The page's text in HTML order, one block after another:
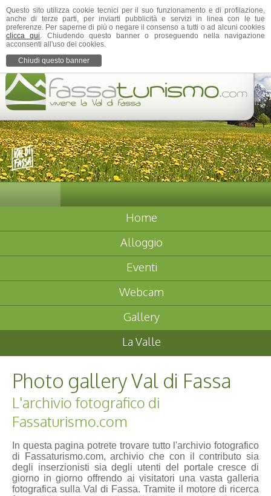
Home
Alloggio
Eventi
Webcam
Gallery
La Valle
Photo gallery Val di Fassa
L'archivio fotografico di
Fassaturismo.com
In questa pagina potrete trovare tutto l'archivio fotografico
di Fassaturismo.com, archivio che con il contributo sia
degli inserzionisti sia degli utenti del portale cresce di
giorno in giorno offrendo ai visitatori una vasta galleria
fotografica sulla Val di Fassa. Tramite il motore di ricerca
Questo sito utilizza cookie tecnici per il suo funzionamento e di profilazione,
anche di terze parti, per inviarti pubblicità e servizi in linea con le tue
preferenze. Per saperne di più o negare il consenso a tutti o ad alcuni cookies
clicca qui. Chiudendo questo banner o proseguendo nella navigazione
acconsenti all'uso dei cookies.
Chiudi questo banner